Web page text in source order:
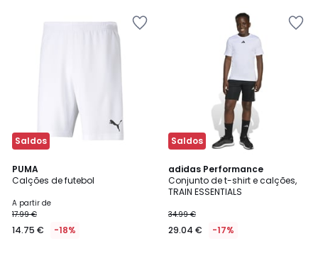
Saldos
PUMA
Calções de futebol
A partir de
17.99 €
14.75 € -18%
4,6
/ 5
5
Cores
Saldos
adidas Performance
Conjunto de t-shirt e calções,
TRAIN ESSENTIALS
34.99 €
29.04 € -17%
4,9
/ 5